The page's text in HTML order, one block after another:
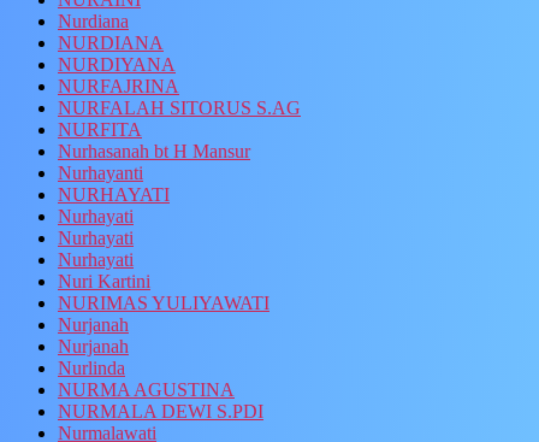
Nurdiana
NURDIANA
NURDIYANA
NURFAJRINA
NURFALAH SITORUS S.AG
NURFITA
Nurhasanah bt H Mansur
Nurhayanti
NURHAYATI
Nurhayati
Nurhayati
Nurhayati
Nuri Kartini
NURIMAS YULIYAWATI
Nurjanah
Nurjanah
Nurlinda
NURMA AGUSTINA
NURMALA DEWI S.PDI
Nurmalawati